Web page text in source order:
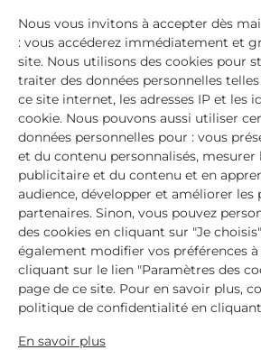
pour recevoir des réductions
Email
Inscrivez-vous à notre newsletter et recevez
votre première commande en ligne ! Nous
conseils, nos offres et beaucoup de
Produits
Préoccupations
Nos conseils
Nous vous invitons à accepter dès
: vous accéderez immédiatement et
site. Nous utilisons des cookies pour
traiter des données personnelles
ce site internet, les adresses IP et les
cookie. Nous pouvons aussi utiliser
données personnelles pour : vous
et du contenu personnalisés,
publicitaire et du contenu et en
audience, développer et améliorer les
partenaires. Sinon, vous pouvez
des cookies en cliquant sur "Je
également modifier vos préférences
cliquant sur le lien "Paramètres des
page de ce site. Pour en savoir plus,
politique de confidentialité en
En savoir plus